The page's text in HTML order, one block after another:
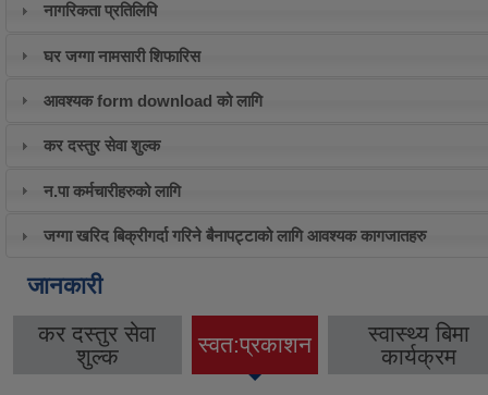
नागरिकता प्रतिलिपि
घर जग्गा नामसारी शिफारिस
आवश्यक form download को लागि
कर दस्तुर सेवा शुल्क
न.पा कर्मचारीहरुको लागि
जग्गा खरिद बिक्रीगर्दा गरिने बैनापट्टाको लागि आवश्यक कागजातहरु
जानकारी
कर दस्तुर सेवा
शुल्क
स्वत:प्रकाशन
(active tab)
स्वास्थ्य बिमा
कार्यक्रम